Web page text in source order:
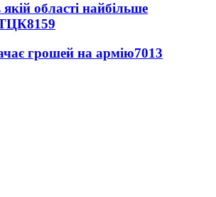
області найбільше
ТЦК8159
грошей на армію7013